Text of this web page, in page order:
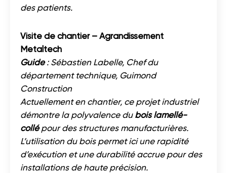
des patients.
Visite de chantier – Agrandissement
Metaltech
Guide: Sébastien Labelle, Chef du
département technique, Guimond
Construction
Actuellement en chantier, ce projet industriel
démontre la polyvalence du bois lamellé-
collépour des structures manufacturières.
L’utilisation du bois permet ici une rapidité
d’exécution et une durabilité accrue pour des
installations de haute précision.